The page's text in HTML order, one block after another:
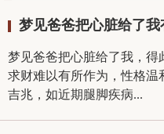
梦见爸爸把心脏给了
梦见爸爸把心脏给了我，得
求财难以有所作为，性格温
吉兆，如近期腿脚疾病...